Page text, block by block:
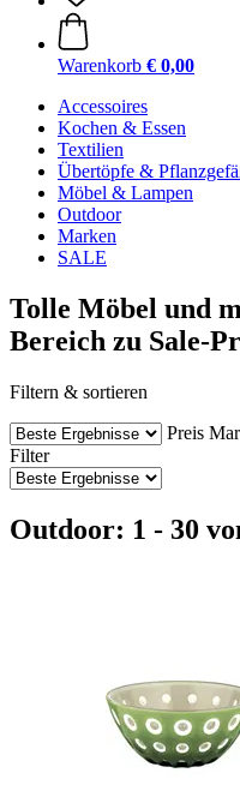
Warenkorb € 0,00
Accessoires
Kochen & Essen
Textilien
Übertöpfe &
Möbel & Lampen
Outdoor
Marken
SALE
Tolle Möbel und
Bereich zu Sale-
Filtern & sortieren
Preis
Filter
Outdoor: 1 - 30